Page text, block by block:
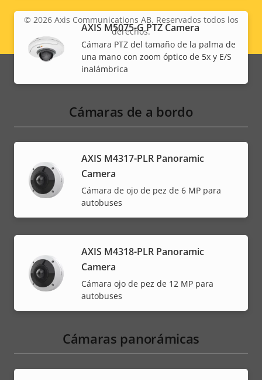
AXIS M5075-G PTZ Camera
Cámara PTZ del tamaño de la palma de
una mano con zoom óptico de 5x y E/S
inalámbrica
Cámaras de a bordo
AXIS M4317-PLR Panoramic
Camera
Cámara de ojo de pez de 6 MP para
autobuses
AXIS M4318-PLR Panoramic
Camera
Cámara ojo de pez de 12 MP para
autobuses
Cámaras panorámicas
Legal
menu
© 2026Axis Communications AB. Reservados todos los
derechos.